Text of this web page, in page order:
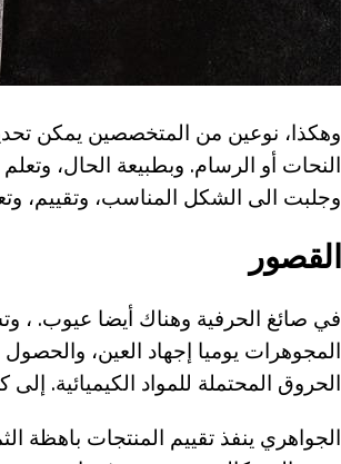
وهكذا، نوعين من المتخصصين يمكن
النحات أو الرسام. وبطبيعة الحال، وتعلم
وجلبت الى الشكل المناسب، وتقييم،
القصور
في صائغ الحرفية وهناك أيضا عيوب. ،
المجوهرات يوميا إجهاد العين،
الحروق المحتملة للمواد الكيميائية.
الجواهري ينفذ تقييم المنتجات